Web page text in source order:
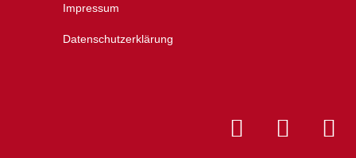
Impressum
Datenschutzerklärung